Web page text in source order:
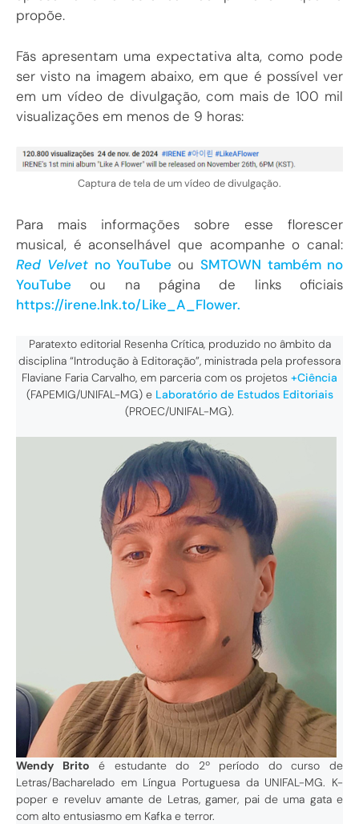
propõe.
Fãs apresentam uma expectativa alta, como pode
ser visto na imagem abaixo, em que é possível ver
em um vídeo de divulgação, com mais de 100 mil
visualizações em menos de 9 horas:
Captura de tela de um vídeo de divulgação.
Para mais informações sobre esse florescer
musical, é aconselhável que acompanhe o canal:
Red Velvet no YouTubeouSMTOWN também no
YouTube ou na página de links oficiais
https://irene.lnk.to/Like_A_Flower.
Paratexto editorial Resenha Crítica, produzido no âmbito da
disciplina “Introdução à Editoração”, ministrada pela professora
Flaviane Faria Carvalho, em parceria com os projetos +Ciência
(FAPEMIG/UNIFAL-MG) e Laboratório de Estudos Editoriais
(PROEC/UNIFAL-MG).
Wendy Brito é estudante do 2º período do curso de
Letras/Bacharelado em Língua Portuguesa da UNIFAL-MG. K-
poper e reveluv amante de Letras, gamer, pai de uma gata e
com alto entusiasmo em Kafka e terror.